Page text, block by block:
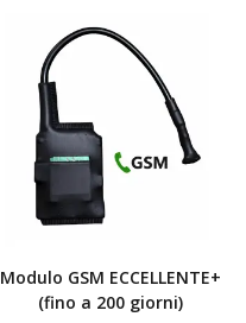
Modulo GSM ECCELLENTE+
(fino a 200 giorni)